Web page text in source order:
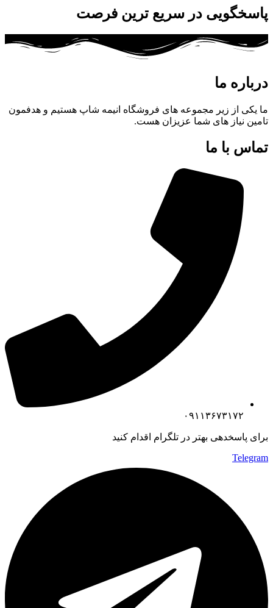
پاسخگویی در سریع ترین فرصت
درباره ما
ما یکی از زیر مجموعه های فروشگاه انیمه شاپ هستیم و هدفمون
تامین نیاز های شما عزیزان هست.
تماس با ما
۰۹۱۱۳۶۷۳۱۷۲
برای پاسخدهی بهتر در تلگرام اقدام کنید
Telegram